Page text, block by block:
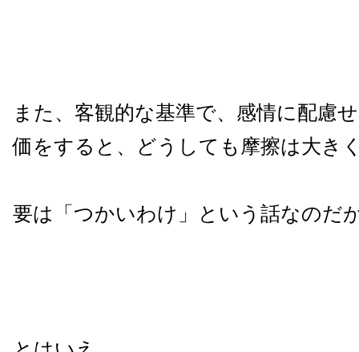
また、客観的な基準で、感情に配慮
価をすると、どうしても摩擦は大き
要は「つかいわけ」という話なのだ